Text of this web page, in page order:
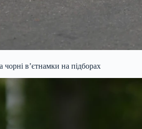
чорні в’єтнамки на підборах